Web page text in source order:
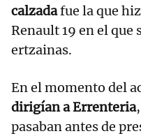
calzadafue la que
Renault 19 en el que
ertzainas.
En el momento del
dirigían a Errenteria
pasaban antes de